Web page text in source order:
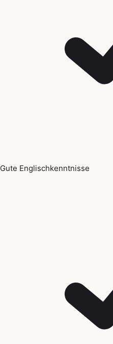
Gute Englischkenntnisse